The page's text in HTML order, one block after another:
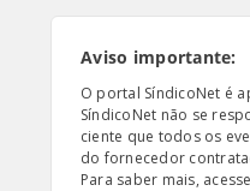
Aviso importante:
O portal SíndicoNet é
SíndicoNet não se
ciente que todos os
do fornecedor
Para saber mais,